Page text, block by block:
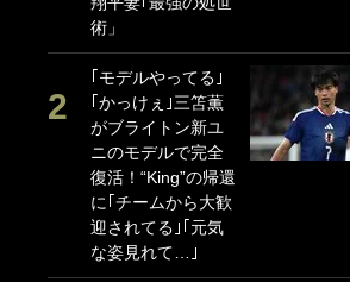
術」
｢モデルやってる｣
｢かっけぇ｣三笘薫
がブライトン新ユ
ニのモデルで完全
復活！“King”の帰還
に｢チームから大歓
迎されてる｣｢元気
な姿見れて…｣